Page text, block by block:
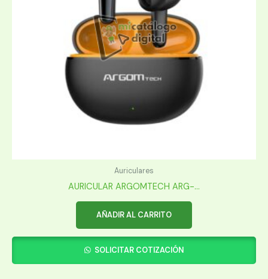
Auriculares
AURICULAR ARGOMTECH ARG-...
AÑADIR AL CARRITO
SOLICITAR COTIZACIÓN